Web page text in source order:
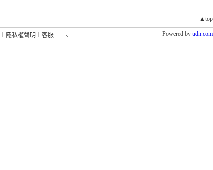
▲top
隱私權聲明 客服 Powered by udn.com